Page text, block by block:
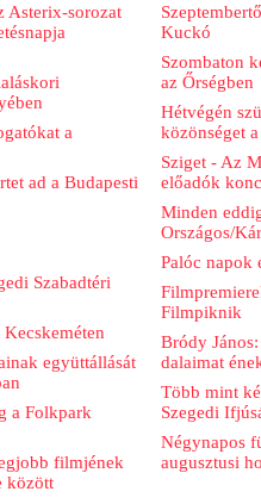
Asterix-sorozat
a
ad a Budapesti
Szabadtéri
együttállását
a Folkpark
filmjének
között
Kuckó
Szombaton
az Őrségben
Hétvégén
közönséget
Sziget - Az
előadók
Minden
Országos/
Palóc napok
Filmpiknik
Bródy
dalaimat
Több mint
Szegedi
Négynapos
augusztusi